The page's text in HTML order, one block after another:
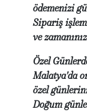
ödemenizi
Sipariş
ve
Özel
Malatya'da
özel
Doğum